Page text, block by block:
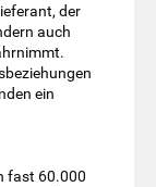
der
auch
ein
fast 60.000